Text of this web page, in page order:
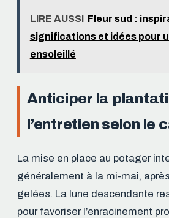
LIRE AUSSI Fleur sud :
significations et idées pour
ensoleillé
Anticiper la
l’entretien selon le
La mise en place au potager
généralement à la mi-mai,
gelées. La lune descendante
pour favoriser l’enracinement